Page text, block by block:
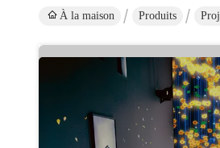
À la maison Produits